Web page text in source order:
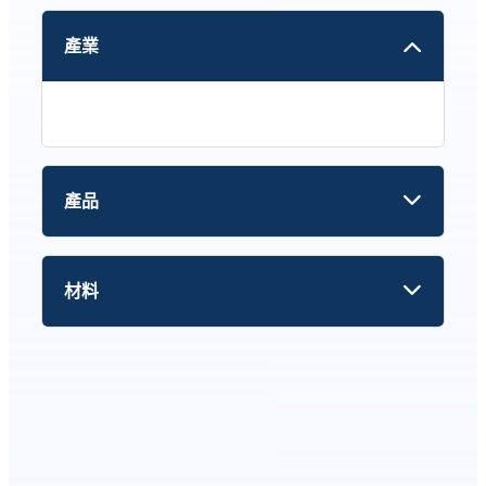
產業
產品
材料